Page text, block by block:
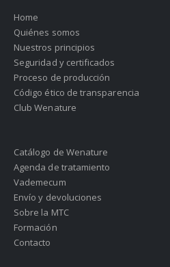
Home
Quiénes somos
Nuestros principios
Seguridad y certificados
Proceso de producción
Código ético de transparencia
Club Wenature
Catálogo de Wenature
Agenda de tratamiento
Vademecum
Envío y devoluciones
Sobre la MTC
Formación
Contacto